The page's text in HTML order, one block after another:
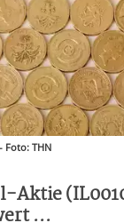
Foto: THN
Aktie
...